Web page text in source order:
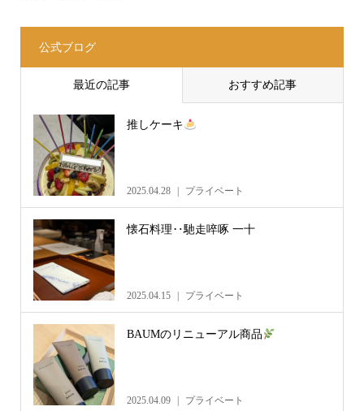
公式ブログ
最近の記事 おすすめ記事
推しケーキ
2025.04.28 プライベート
懐石料理‥馳走啐啄 一十
2025.04.15 プライベート
BAUMのリニューアル商品
2025.04.09 プライベート